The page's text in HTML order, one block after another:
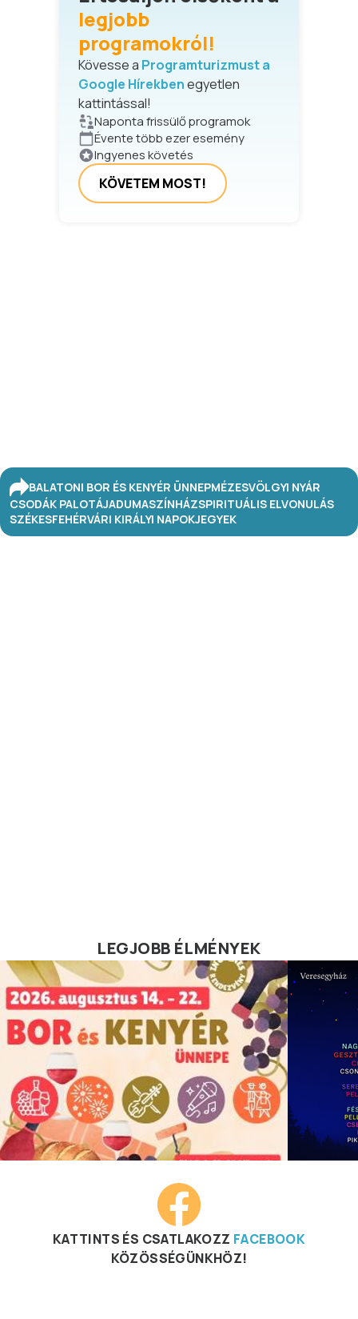
legjobb
programokról!
Kövesse a Programturizmust a
Google Hírekbenegyetlen
kattintással!
Naponta frissülő programok
Évente több ezer esemény
Ingyenes követés
KÖVETEM MOST!
BALATONI BOR ÉS KENYÉR ÜNNEPMÉZESVÖLGYI NYÁR
CSODÁK PALOTÁJADUMASZÍNHÁZSPIRITUÁLIS ELVONULÁS
SZÉKESFEHÉRVÁRI KIRÁLYI NAPOKJEGYEK
LEGJOBB ÉLMÉNYEK
KATTINTS ÉS CSATLAKOZZ FACEBOOK
KÖZÖSSÉGÜNKHÖZ!